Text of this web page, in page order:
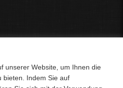
unserer Website, um Ihnen die
bieten. Indem Sie auf